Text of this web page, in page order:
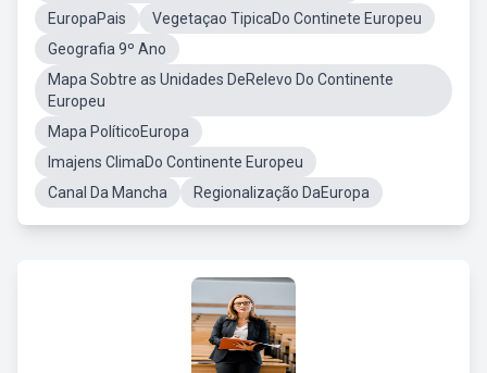
EuropaPais
Vegetaçao TipicaDo Continete Europeu
Geografia 9º Ano
Mapa Sobtre as Unidades DeRelevo Do Continente
Europeu
Mapa PolíticoEuropa
Imajens ClimaDo Continente Europeu
Canal Da Mancha
Regionalização DaEuropa